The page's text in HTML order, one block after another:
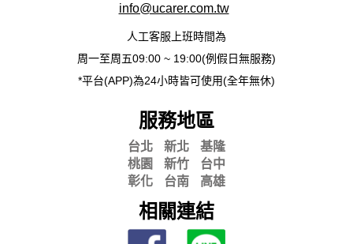
info@ucarer.com.tw
人工客服上班時間為
周一至周五09:00 ~ 19:00(例假日無服務)
*平台(APP)為24小時皆可使用(全年無休)
服務地區
台北 新北
基隆
桃園
新竹
台中
彰化
台南 高雄
相關連結